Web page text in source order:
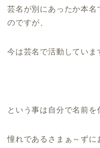
芸名が別にあったか本名
のですが、
今は芸名で活動していま
という事は自分で名前を
憧れであるさまぁ～ず